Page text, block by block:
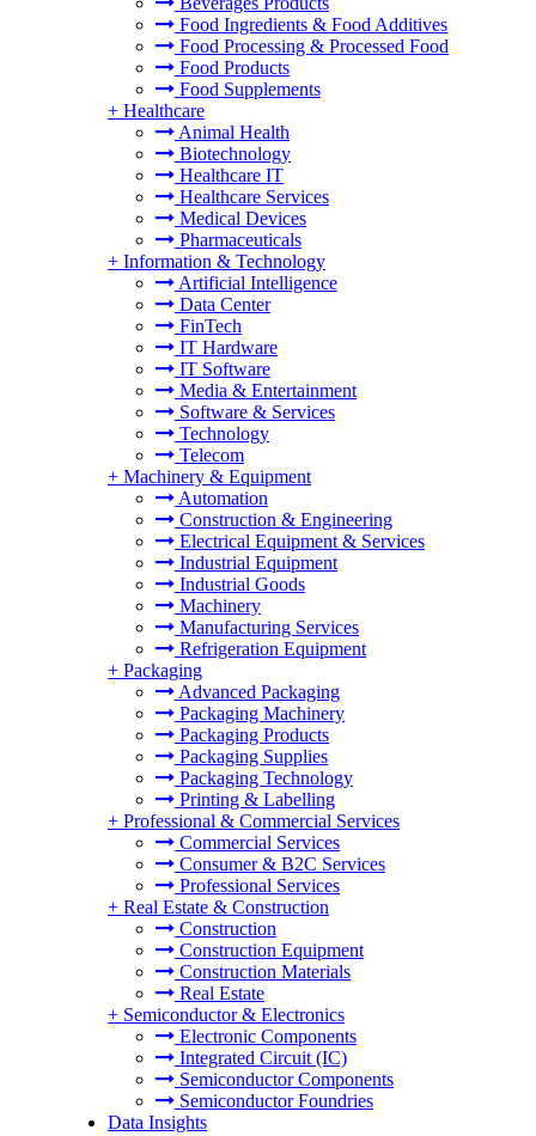
Food Ingredients & Food Additives
Food Processing & Processed Food
Food Products
Food Supplements
+ Healthcare
Animal Health
Biotechnology
Healthcare IT
Healthcare Services
Medical Devices
Pharmaceuticals
+ Information & Technology
Artificial Intelligence
Data Center
FinTech
IT Hardware
IT Software
Media & Entertainment
Software & Services
Technology
Telecom
+ Machinery & Equipment
Automation
Construction & Engineering
Electrical Equipment & Services
Industrial Equipment
Industrial Goods
Machinery
Manufacturing Services
Refrigeration Equipment
+ Packaging
Advanced Packaging
Packaging Machinery
Packaging Products
Packaging Supplies
Packaging Technology
Printing & Labelling
+ Professional & Commercial Services
Commercial Services
Consumer & B2C Services
Professional Services
+ Real Estate & Construction
Construction
Construction Equipment
Construction Materials
Real Estate
+ Semiconductor & Electronics
Electronic Components
Integrated Circuit (IC)
Semiconductor Components
Semiconductor Foundries
Data Insights